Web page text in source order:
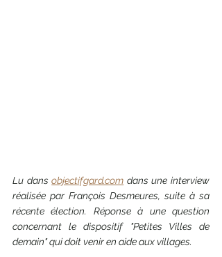
Lu dans objectifgard.com dans une interview
réalisée par François Desmeures, suite à sa
récente élection. Réponse à une question
concernant le dispositif "Petites Villes de
demain" qui doit venir en aide aux villages.